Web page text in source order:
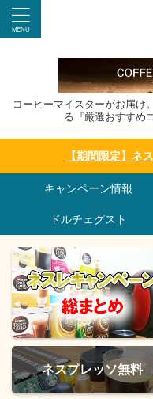
コーヒーマイスターがお届け
る『厳選おすすめ
【期間限定】ネ
キャンペーン情報
ドルチェグスト
ネスプレッソ無料